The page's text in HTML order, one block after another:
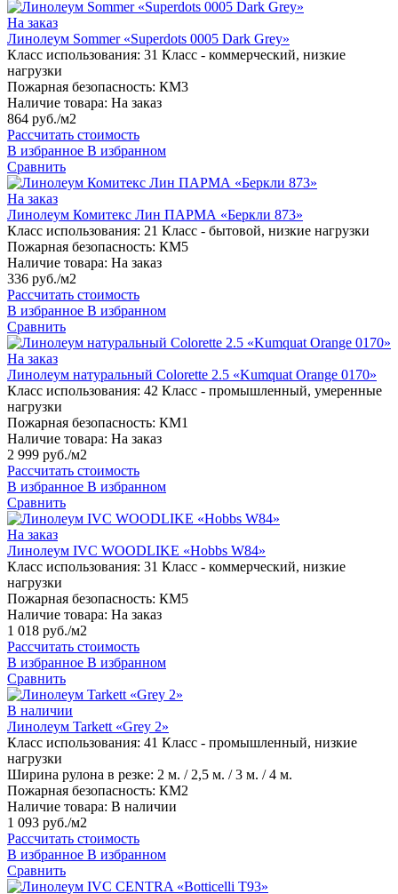
На заказ
Линолеум Sommer «Superdots 0005 Dark Grey»
Класс использования: 31 Класс - коммерческий, низкие
нагрузки
Пожарная безопасность: КМ3
Наличие товара: На заказ
864 руб./м2
Рассчитать стоимость
В избранное В избранном
Сравнить
На заказ
Линолеум Комитекс Лин ПАРМА «Беркли 873»
Класс использования: 21 Класс - бытовой, низкие нагрузки
Пожарная безопасность: КМ5
Наличие товара: На заказ
336 руб./м2
Рассчитать стоимость
В избранное В избранном
Сравнить
На заказ
Линолеум натуральный Colorette 2.5 «Kumquat Orange 0170»
Класс использования: 42 Класс - промышленный, умеренные
нагрузки
Пожарная безопасность: КМ1
Наличие товара: На заказ
2 999 руб./м2
Рассчитать стоимость
В избранное В избранном
Сравнить
На заказ
Линолеум IVC WOODLIKE «Hobbs W84»
Класс использования: 31 Класс - коммерческий, низкие
нагрузки
Пожарная безопасность: КМ5
Наличие товара: На заказ
1 018 руб./м2
Рассчитать стоимость
В избранное В избранном
Сравнить
В наличии
Линолеум Tarkett «Grey 2»
Класс использования: 41 Класс - промышленный, низкие
нагрузки
Ширина рулона в резке: 2 м. / 2,5 м. / 3 м. / 4 м.
Пожарная безопасность: КМ2
Наличие товара: В наличии
1 093 руб./м2
Рассчитать стоимость
В избранное В избранном
Сравнить